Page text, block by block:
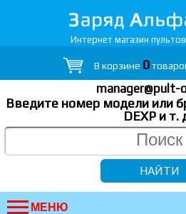
Интернет магазин
В корзине 0
manager@pult-
Введите номер модели или
DEXP и т.
МЕНЮ